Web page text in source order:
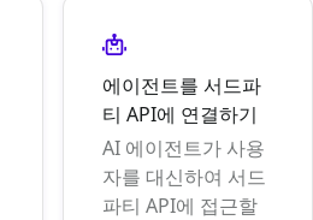
에이전트를 서드파
티 API에 연결하기
AI 에이전트가 사용
자를 대신하여 서드
파티 API에 접근할